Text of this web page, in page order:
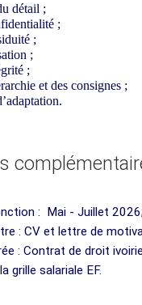
détail ;
;
;
;
;
et des consignes ;
: Mai - Juillet 2026;
: CV et lettre de
: Contrat de droit
grille salariale EF.